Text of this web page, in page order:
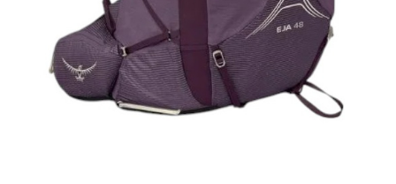
RACHETE DE ZAPADA
BETE TREKKING
SACI DE DORMIT
RUCSACI
Rucsaci pana la 30 litri